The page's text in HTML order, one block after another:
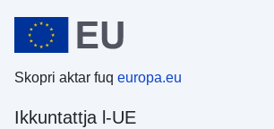
Skopri aktar fuq europa.eu
Ikkuntattja l-UE